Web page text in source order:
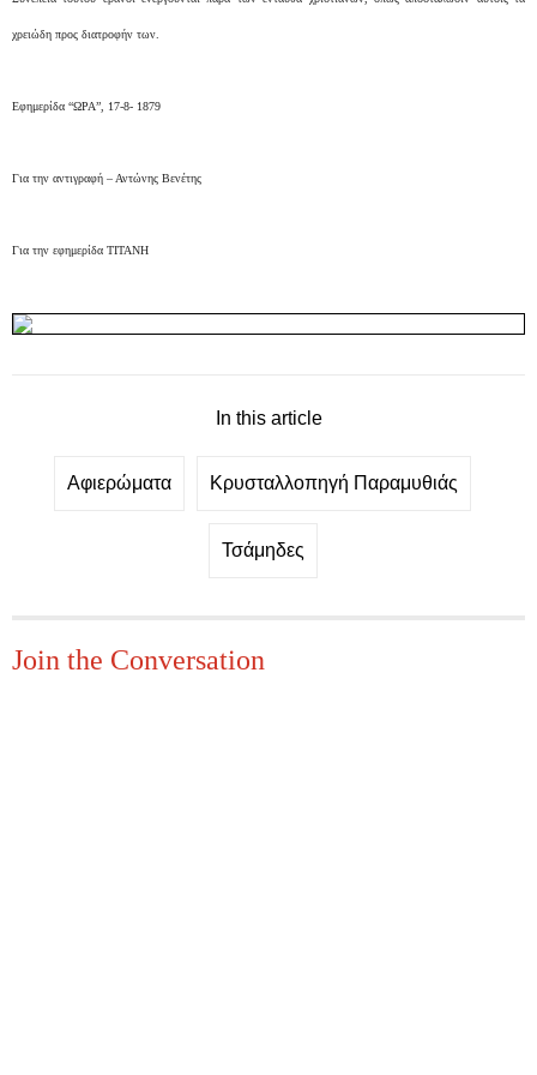
χρειώδη προς διατροφήν των.
Εφημερίδα “ΩΡΑ”, 17-8- 1879
Για την αντιγραφή – Αντώνης Βενέτης
Για την εφημερίδα ΤΙΤΑΝΗ
In this article
Αφιερώματα Κρυσταλλοπηγή Παραμυθιάς
Τσάμηδες
Join the Conversation